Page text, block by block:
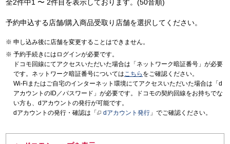
全2件中1 〜 2件目を表示しております。(50音順)
予約申込する店舗/購入商品受取り店舗を選択してください。
申し込み後に店舗を変更することはできません。
予約手続きにはログインが必要です。
ドコモ回線にてアクセスいただいた場合は「ネットワーク暗証番号」が必要
です。ネットワーク暗証番号についてはこちら をご確認ください。
Wi-Fiまたはご自宅のインターネット環境にてアクセスいただいた場合は「d
アカウントのID／パスワード」が必要です。ドコモの契約回線をお持ちでな
い方も、dアカウントの発行が可能です。
dアカウントの発行・確認は「
dアカウント発行 」でご確認ください。